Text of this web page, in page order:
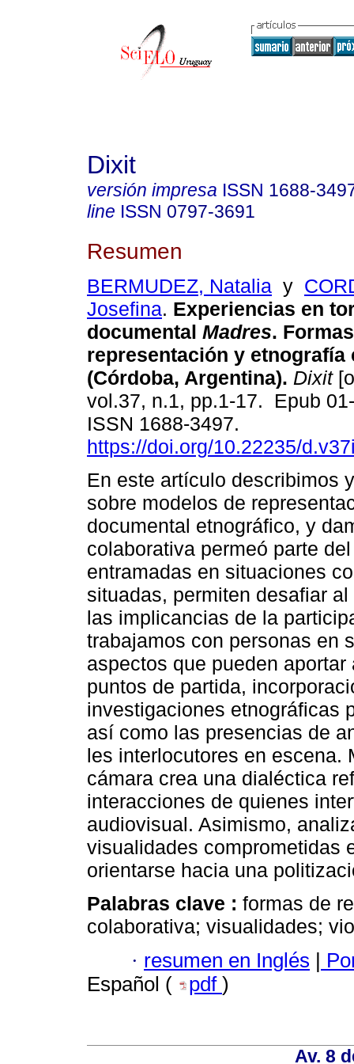
Dixit
versión impresa ISSN 1688-
line ISSN 0797-3691
Resumen
BERMUDEZ, Natalia y
Josefina. Experiencias en
documental Madres.
representación y etnografía
(Córdoba, Argentina). Dixit
vol.37, n.1, pp.1-17. Epub
ISSN 1688-3497.
https://doi.org/10.22235/
En este artículo describimos
sobre modelos de
documental etnográfico, y
colaborativa permeó parte
entramadas en situaciones
situadas, permiten desafiar
las implicancias de la
trabajamos con personas en
aspectos que pueden
puntos de partida,
investigaciones etnográficas
así como las presencias de
les interlocutores en escena.
cámara crea una dialéctica
interacciones de quienes
audiovisual. Asimismo,
visualidades comprometidas
orientarse hacia una
Palabras clave : formas de
colaborativa; visualidades;
· resumen en Inglés |
Español (
pdf )
Av. 8